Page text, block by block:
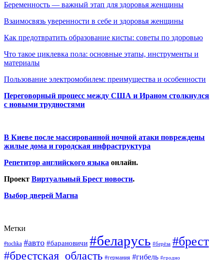
Беременность — важный этап для здоровья женщины
Взаимосвязь уверенности в себе и здоровья женщины
Как предотвратить образование кисты: советы по здоровью
Что такое циклевка пола: основные этапы, инструменты и
материалы
Пользование электромобилем: преимущества и особенности
Переговорный процесс между США и Ираном столкнулся
с новыми трудностями
В Киеве после массированной ночной атаки повреждены
жилые дома и городская инфраструктура
Репетитор английского языка онлайн.
Проект Виртуальный Брест новости.
Выбор дверей Магна
Метки
#tochka #авто #барановичи #беларусь #берёза #брест
#брестская_область #германия #гибель #гродно